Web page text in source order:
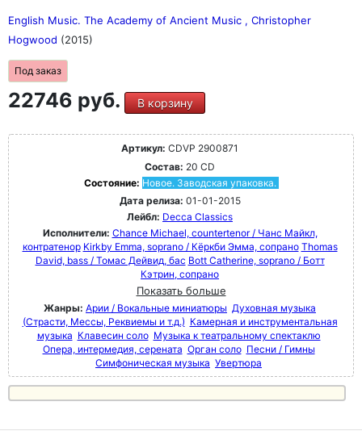
English Music. The Academy of Ancient Music , Christopher
Hogwood (2015)
Под заказ
22746 руб. В корзину
Артикул: CDVP 2900871
Состав: 20 CD
Состояние: Новое. Заводская упаковка.
Дата релиза: 01-01-2015
Лейбл: Decca Classics
Исполнители: Chance Michael, countertenor / Чанс Майкл,
контратенор Kirkby Emma, soprano / Кёркби Эмма, сопрано Thomas
David, bass / Томас Дейвид, бас Bott Catherine, soprano / Ботт
Кэтрин, сопрано
Показать больше
Жанры: Арии / Вокальные миниатюры Духовная музыка
(Страсти, Мессы, Реквиемы и т.д.) Камерная и инструментальная
музыка Клавесин соло Музыка к театральному спектаклю
Опера, интермедия, серената Орган соло Песни / Гимны
Симфоническая музыка Увертюра